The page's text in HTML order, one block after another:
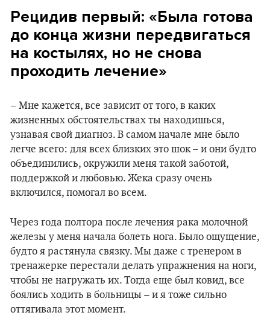
Рецидив первый: «Была готова
до конца жизни передвигаться
на костылях, но не снова
проходить лечение»
– Мне кажется, все зависит от того, в каких
жизненных обстоятельствах ты находишься,
узнавая свой диагноз. В самом начале мне было
легче всего: для всех близких это шок – и они будто
объединились, окружили меня такой заботой,
поддержкой и любовью. Жека сразу очень
включился, помогал во всем.
Через года полтора после лечения рака молочной
железы у меня начала болеть нога. Было ощущение,
будто я растянула связку. Мы даже с тренером в
тренажерке перестали делать упражнения на ноги,
чтобы не нагружать их. Тогда еще был ковид, все
боялись ходить в больницы – и я тоже сильно
оттягивала этот момент.